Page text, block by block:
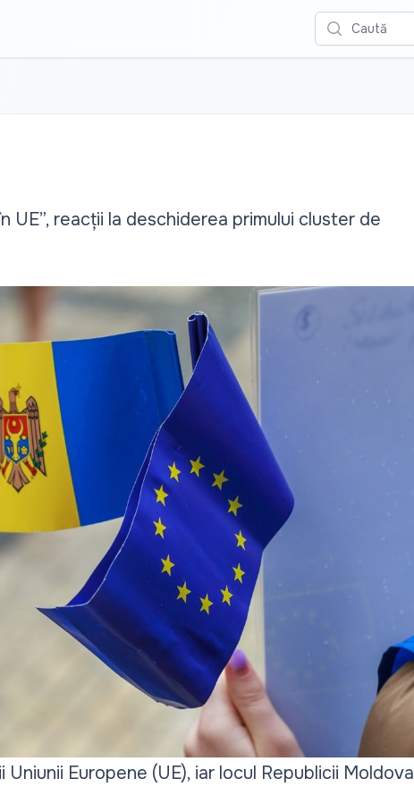
Caută
UE”, reacții la deschiderea primului cluster de
Europene (UE), iar locul Republicii Moldova